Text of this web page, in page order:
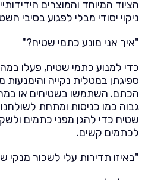
הציוד המיוחד והמוצרים
ניקוי יסודי מבלי לפגוע בסיבי
"איך אני מונע כתמי שטיח?"
כדי למנוע כתמי שטיח, פעלו
ספיגתן במטלית נקייה
הכתם. השתמשו בשטיחים או
גבוה כמו כניסות ומתחת
שטיח כדי להגן מפני כתמים
לכתמים קשים.
"באיזו תדירות עלי לשכור מנקי